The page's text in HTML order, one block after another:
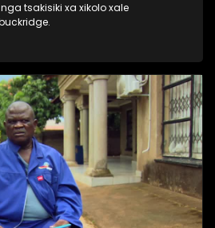
tsakisiki xa xikolo xale